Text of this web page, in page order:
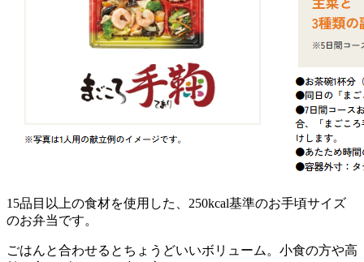
15品目以上の食材を使用した、250kcal基準のお手頃サイズ
のお弁当です。
ごはんと合わせるとちょうどいいボリューム。小食の方や高